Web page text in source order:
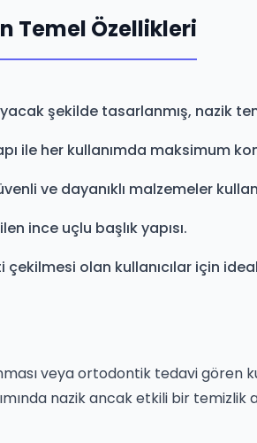
Temel Özellikleri
şekilde tasarlanmış, nazik
ile her kullanımda maksimum
ve dayanıklı malzemeler
ince uçlu başlık yapısı.
olan kullanıcılar için
veya ortodontik tedavi gören
nazik ancak etkili bir